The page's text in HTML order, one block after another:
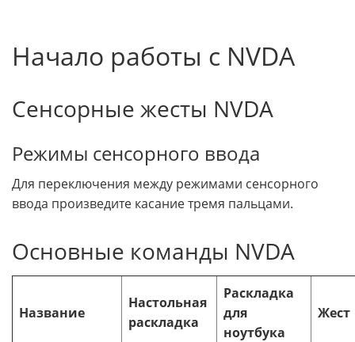
Начало работы с NVDA
Сенсорные жесты NVDA
Режимы сенсорного ввода
Для переключения между режимами сенсорного
ввода произведите касание тремя пальцами.
Основные команды NVDA
Название
Настольная
раскладка
Раскладка
для
ноутбука
Жест